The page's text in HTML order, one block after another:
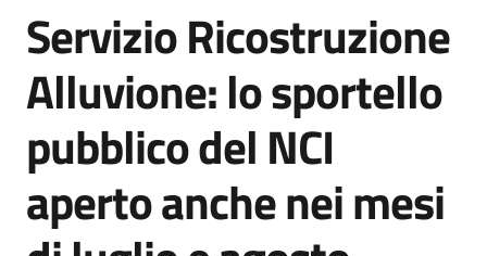
Novità
Menu selezionato
Servizi
Menu selezionato
Dozza
Salta al contenuto
Servizio Ricostruzione
Alluvione: lo sportello
pubblico del NCI
aperto anche nei mesi